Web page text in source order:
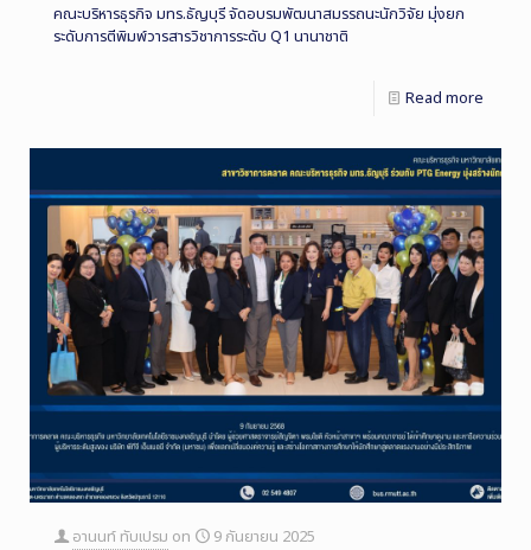
คณะบริหารธุรกิจ มทร.ธัญบุรี จัดอบรมพัฒนาสมรรถนะนักวิจัย มุ่งยก
ระดับการตีพิมพ์วารสารวิชาการระดับ Q1 นานาชาติ
Read more
อานนท์ ทับเปรม on
9 กันยายน 2025